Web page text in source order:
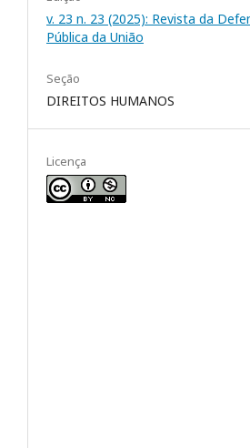
v. 23 n. 23 (2025): Revista da
Pública da União
Seção
DIREITOS HUMANOS
Licença